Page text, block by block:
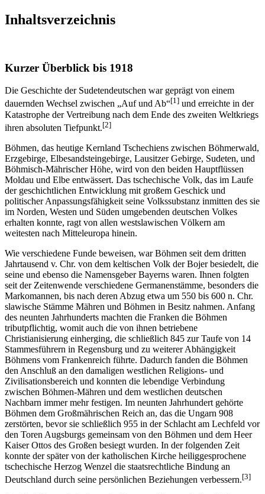
Inhaltsverzeichnis
Kurzer Überblick bis 1918
Die Geschichte der Sudetendeutschen war geprägt von einem
dauernden Wechsel zwischen „Auf und Ab“[1] und erreichte in der
Katastrophe der Vertreibung nach dem Ende des zweiten Weltkriegs
ihren absoluten Tiefpunkt.[2]
Böhmen, das heutige Kernland Tschechiens zwischen Böhmerwald,
Erzgebirge, Elbesandsteingebirge, Lausitzer Gebirge, Sudeten, und
Böhmisch-Mährischer Höhe, wird von den beiden Hauptflüssen
Moldau und Elbe entwässert. Das tschechische Volk, das im Laufe
der geschichtlichen Entwicklung mit großem Geschick und
politischer Anpassungsfähigkeit seine Volkssubstanz inmitten des sie
im Norden, Westen und Süden umgebenden deutschen Volkes
erhalten konnte, ragt von allen westslawischen Völkern am
weitesten nach Mitteleuropa hinein.
Wie verschiedene Funde beweisen, war Böhmen seit dem dritten
Jahrtausend v. Chr. von dem keltischen Volk der Bojer besiedelt, die
seine und ebenso die Namensgeber Bayerns waren. Ihnen folgten
seit der Zeitenwende verschiedene Germanenstämme, besonders die
Markomannen, bis nach deren Abzug etwa um 550 bis 600 n. Chr.
slawische Stämme Mähren und Böhmen in Besitz nahmen. Anfang
des neunten Jahrhunderts machten die Franken die Böhmen
tributpflichtig, womit auch die von ihnen betriebene
Christianisierung einherging, die schließlich 845 zur Taufe von 14
Stammesführern in Regensburg und zu weiterer Abhängigkeit
Böhmens vom Frankenreich führte. Dadurch fanden die Böhmen
den Anschluß an den damaligen westlichen Religions- und
Zivilisationsbereich und konnten die lebendige Verbindung
zwischen Böhmen-Mähren und dem westlichen deutschen
Nachbarn immer mehr festigen. Im neunten Jahrhundert gehörte
Böhmen dem Großmährischen Reich an, das die Ungarn 908
zerstörten, bevor sie schließlich 955 in der Schlacht am Lechfeld vor
den Toren Augsburgs gemeinsam von den Böhmen und dem Heer
Kaiser Ottos des Großen besiegt wurden. In der folgenden Zeit
konnte der später von der katholischen Kirche heiliggesprochene
tschechische Herzog Wenzel die staatsrechtliche Bindung an
Deutschland durch seine persönlichen Beziehungen verbessern.[3]